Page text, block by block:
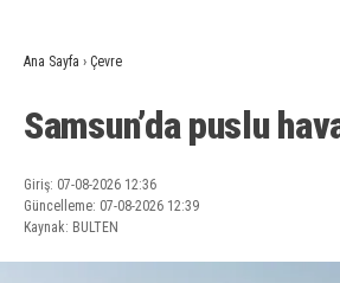
Ana Sayfa › Çevre
Samsun’da puslu
Giriş: 07-08-2026 12:36
Güncelleme: 07-08-2026 12:39
Kaynak: BULTEN